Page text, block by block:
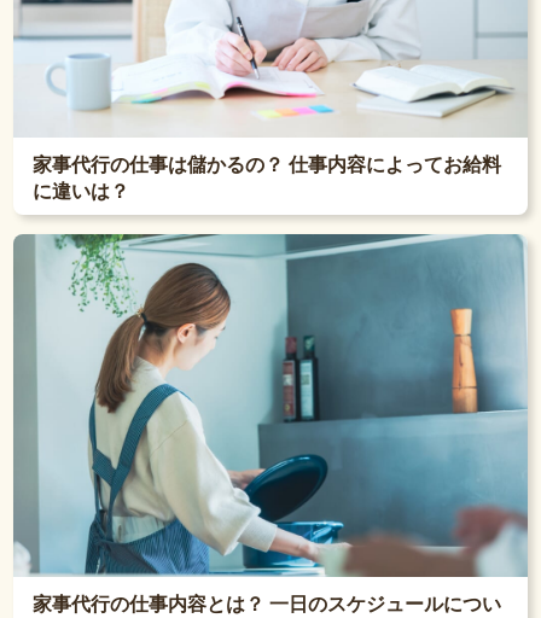
家事代行の仕事は儲かるの？ 仕事内容によってお給料
に違いは？
家事代行の仕事内容とは？ 一日のスケジュールについ